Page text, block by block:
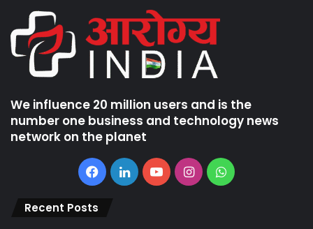
We influence 20 million users and is the
number one business and technology news
network on the planet
Facebook
LinkedInYouTubeInstagramWhatsApp
Recent Posts